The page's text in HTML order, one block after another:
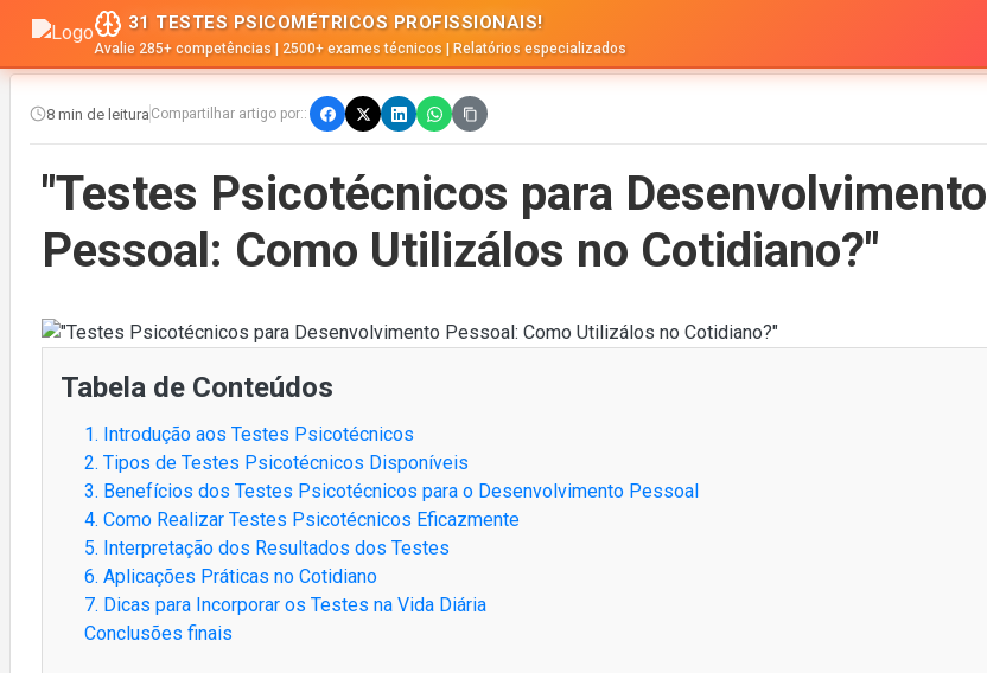
31 TESTES PSICOMÉTRICOS PROFISSIONAIS!
Avalie 285+ competências | 2500+ exames técnicos | Relatórios especializados
8 min de leitura Compartilhar artigo por::
"Testes Psicotécnicos para Desenvolvimento
Pessoal: Como Utilizálos no Cotidiano?"
Tabela de Conteúdos
1. Introdução aos Testes Psicotécnicos
2. Tipos de Testes Psicotécnicos Disponíveis
3. Benefícios dos Testes Psicotécnicos para o Desenvolvimento Pessoal
4. Como Realizar Testes Psicotécnicos Eficazmente
5. Interpretação dos Resultados dos Testes
6. Aplicações Práticas no Cotidiano
7. Dicas para Incorporar os Testes na Vida Diária
Conclusões finais